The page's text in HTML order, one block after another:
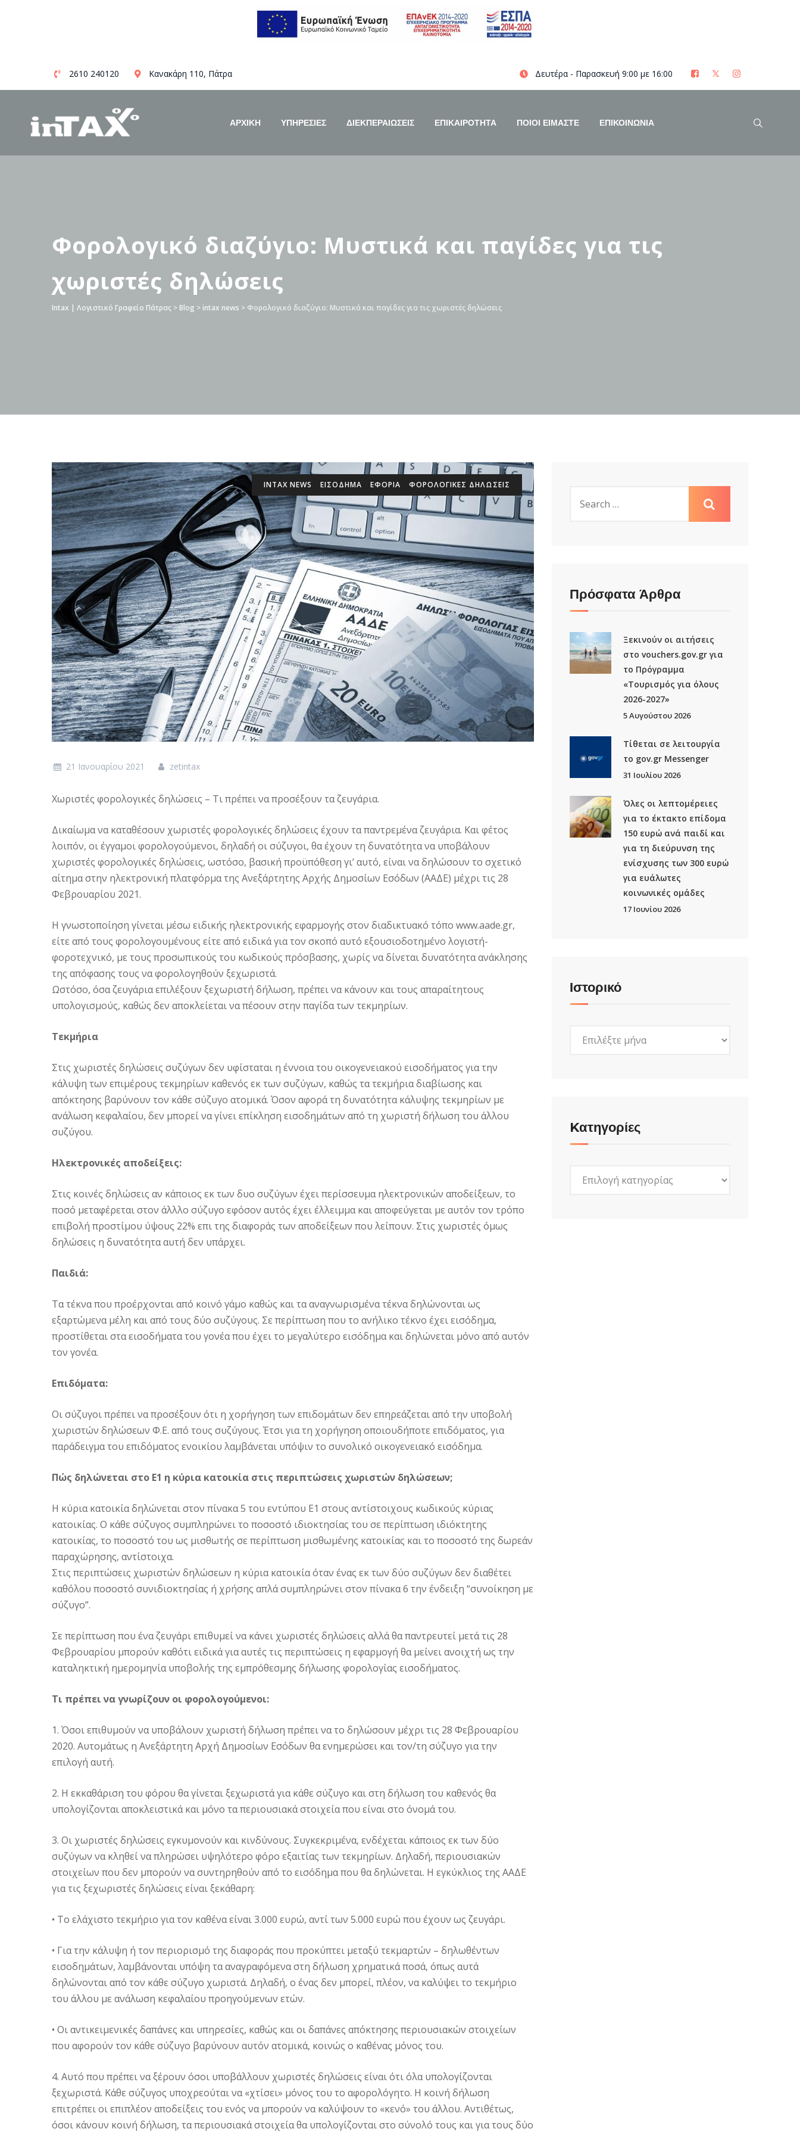
content
2610 240120 Κανακάρη 110, Πάτρα Δευτέρα - Παρασκευή 9:00 με 16:00
ΑΡΧΙΚΗ ΥΠΗΡΕΣΙΕΣ ΔΙΕΚΠΕΡΑΙΩΣΕΙΣ ΕΠΙΚΑΙΡΟΤΗΤΑ ΠΟΙΟΊ ΕΊΜΑΣΤΕ ΕΠΙΚΟΙΝΩΝΙΑ
Φορολογικό διαζύγιο: Μυστικά και παγίδες για τις
χωριστές δηλώσεις
Intax | Λογιστικό Γραφείο Πάτρας > Blog > intax news > Φορολογικό διαζύγιο: Μυστικά και παγίδες για τις χωριστές δηλώσεις
INTAX NEWS ΕΙΣΌΔΗΜΑ ΕΦΟΡΙΑ ΦΟΡΟΛΟΓΙΚΕΣ ΔΗΛΩΣΕΙΣ
21 Ιανουαρίου 2021 zetintax
Χωριστές φορολογικές δηλώσεις – Τι πρέπει να προσέξουν τα ζευγάρια.
Δικαίωμα να καταθέσουν χωριστές φορολογικές δηλώσεις έχουν τα παντρεμένα ζευγάρια. Και φέτος
λοιπόν, οι έγγαμοι φορολογούμενοι, δηλαδή οι σύζυγοι, θα έχουν τη δυνατότητα να υποβάλουν
χωριστές φορολογικές δηλώσεις, ωστόσο, βασική προϋπόθεση γι’ αυτό, είναι να δηλώσουν το σχετικό
αίτημα στην ηλεκτρονική πλατφόρμα της Ανεξάρτητης Αρχής Δημοσίων Εσόδων (ΑΑΔΕ) μέχρι τις 28
Φεβρουαρίου 2021.
Η γνωστοποίηση γίνεται μέσω ειδικής ηλεκτρονικής εφαρμογής στον διαδικτυακό τόπο www.aade.gr,
είτε από τους φορολογουμένους είτε από ειδικά για τον σκοπό αυτό εξουσιοδοτημένο λογιστή-
φοροτεχνικό, με τους προσωπικούς του κωδικούς πρόσβασης, χωρίς να δίνεται δυνατότητα ανάκλησης
της απόφασης τους να φορολογηθούν ξεχωριστά.
Ωστόσο, όσα ζευγάρια επιλέξουν ξεχωριστή δήλωση, πρέπει να κάνουν και τους απαραίτητους
υπολογισμούς, καθώς δεν αποκλείεται να πέσουν στην παγίδα των τεκμηρίων.
Τεκμήρια
Στις χωριστές δηλώσεις συζύγων δεν υφίσταται η έννοια του οικογενειακού εισοδήματος για την
κάλυψη των επιμέρους τεκμηρίων καθενός εκ των συζύγων, καθώς τα τεκμήρια διαβίωσης και
απόκτησης βαρύνουν τον κάθε σύζυγο ατομικά. Όσον αφορά τη δυνατότητα κάλυψης τεκμηρίων με
ανάλωση κεφαλαίου, δεν μπορεί να γίνει επίκληση εισοδημάτων από τη χωριστή δήλωση του άλλου
συζύγου.
Ηλεκτρονικές αποδείξεις:
Στις κοινές δηλώσεις αν κάποιος εκ των δυο συζύγων έχει περίσσευμα ηλεκτρονικών αποδείξεων, το
ποσό μεταφέρεται στον άλλλο σύζυγο εφόσον αυτός έχει έλλειμμα και αποφεύγεται με αυτόν τον τρόπο
επιβολή προστίμου ύψους 22% επι της διαφοράς των αποδείξεων που λείπουν. Στις χωριστές όμως
δηλώσεις η δυνατότητα αυτή δεν υπάρχει.
Παιδιά:
Τα τέκνα που προέρχονται από κοινό γάμο καθώς και τα αναγνωρισμένα τέκνα δηλώνονται ως
εξαρτώμενα μέλη και από τους δύο συζύγους. Σε περίπτωση που το ανήλικο τέκνο έχει εισόδημα,
προστίθεται στα εισοδήματα του γονέα που έχει το μεγαλύτερο εισόδημα και δηλώνεται μόνο από αυτόν
τον γονέα.
Επιδόματα:
Οι σύζυγοι πρέπει να προσέξουν ότι η χορήγηση των επιδομάτων δεν επηρεάζεται από την υποβολή
χωριστών δηλώσεων Φ.Ε. από τους συζύγους. Έτσι για τη χορήγηση οποιουδήποτε επιδόματος, για
παράδειγμα του επιδόματος ενοικίου λαμβάνεται υπόψιν το συνολικό οικογενειακό εισόδημα.
Πώς δηλώνεται στο Ε1 η κύρια κατοικία στις περιπτώσεις χωριστών δηλώσεων;
Η κύρια κατοικία δηλώνεται στον πίνακα 5 του εντύπου Ε1 στους αντίστοιχους κωδικούς κύριας
κατοικίας. Ο κάθε σύζυγος συμπληρώνει το ποσοστό ιδιοκτησίας του σε περίπτωση ιδιόκτητης
κατοικίας, το ποσοστό του ως μισθωτής σε περίπτωση μισθωμένης κατοικίας και το ποσοστό της δωρεάν
παραχώρησης, αντίστοιχα.
Στις περιπτώσεις χωριστών δηλώσεων η κύρια κατοικία όταν ένας εκ των δύο συζύγων δεν διαθέτει
καθόλου ποσοστό συνιδιοκτησίας ή χρήσης απλά συμπληρώνει στον πίνακα 6 την ένδειξη “συνοίκηση με
σύζυγο”.
Σε περίπτωση που ένα ζευγάρι επιθυμεί να κάνει χωριστές δηλώσεις αλλά θα παντρευτεί μετά τις 28
Φεβρουαρίου μπορούν καθότι ειδικά για αυτές τις περιπτώσεις η εφαρμογή θα μείνει ανοιχτή ως την
καταληκτική ημερομηνία υποβολής της εμπρόθεσμης δήλωσης φορολογίας εισοδήματος.
Τι πρέπει να γνωρίζουν οι φορολογούμενοι:
1. Όσοι επιθυμούν να υποβάλουν χωριστή δήλωση πρέπει να το δηλώσουν μέχρι τις 28 Φεβρουαρίου
2020. Αυτομάτως η Ανεξάρτητη Αρχή Δημοσίων Εσόδων θα ενημερώσει και τον/τη σύζυγο για την
επιλογή αυτή.
2. Η εκκαθάριση του φόρου θα γίνεται ξεχωριστά για κάθε σύζυγο και στη δήλωση του καθενός θα
υπολογίζονται αποκλειστικά και μόνο τα περιουσιακά στοιχεία που είναι στο όνομά του.
3. Οι χωριστές δηλώσεις εγκυμονούν και κινδύνους. Συγκεκριμένα, ενδέχεται κάποιος εκ των δύο
συζύγων να κληθεί να πληρώσει υψηλότερο φόρο εξαιτίας των τεκμηρίων. Δηλαδή, περιουσιακών
στοιχείων που δεν μπορούν να συντηρηθούν από το εισόδημα που θα δηλώνεται. Η εγκύκλιος της ΑΑΔΕ
για τις ξεχωριστές δηλώσεις είναι ξεκάθαρη:
• Το ελάχιστο τεκμήριο για τον καθένα είναι 3.000 ευρώ, αντί των 5.000 ευρώ που έχουν ως ζευγάρι.
• Για την κάλυψη ή τον περιορισμό της διαφοράς που προκύπτει μεταξύ τεκμαρτών – δηλωθέντων
εισοδημάτων, λαμβάνονται υπόψη τα αναγραφόμενα στη δήλωση χρηματικά ποσά, όπως αυτά
δηλώνονται από τον κάθε σύζυγο χωριστά. Δηλαδή, ο ένας δεν μπορεί, πλέον, να καλύψει το τεκμήριο
του άλλου με ανάλωση κεφαλαίου προηγούμενων ετών.
• Οι αντικειμενικές δαπάνες και υπηρεσίες, καθώς και οι δαπάνες απόκτησης περιουσιακών στοιχείων
που αφορούν τον κάθε σύζυγο βαρύνουν αυτόν ατομικά, κοινώς ο καθένας μόνος του.
4. Αυτό που πρέπει να ξέρουν όσοι υποβάλλουν χωριστές δηλώσεις είναι ότι όλα υπολογίζονται
ξεχωριστά. Κάθε σύζυγος υποχρεούται να «χτίσει» μόνος του το αφορολόγητο. Η κοινή δήλωση
επιτρέπει οι επιπλέον αποδείξεις του ενός να μπορούν να καλύψουν το «κενό» του άλλου. Αντιθέτως,
όσοι κάνουν κοινή δήλωση, τα περιουσιακά στοιχεία θα υπολογίζονται στο σύνολό τους και για τους δύο
Πρόσφατα Άρθρα
Ξεκινούν οι αιτήσεις
στο vouchers.gov.gr για
το Πρόγραμμα
«Τουρισμός για όλους
2026-2027»
5 Αυγούστου 2026
Τίθεται σε λειτουργία
το gov.gr Μessenger
31 Ιουλίου 2026
Όλες οι λεπτομέρειες
για το έκτακτο επίδομα
150 ευρώ ανά παιδί και
για τη διεύρυνση της
ενίσχυσης των 300 ευρώ
για ευάλωτες
κοινωνικές ομάδες
17 Ιουνίου 2026
Ιστορικό
Kατηγορίες